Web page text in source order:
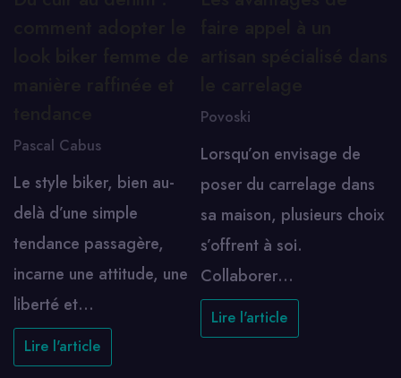
Pascal Cabus
Le style biker, bien au-
delà d’une simple
tendance passagère,
incarne une attitude, une
liberté et…
Lire l'article
Povoski
Lorsqu’on envisage de
poser du carrelage dans
sa maison, plusieurs choix
s’offrent à soi.
Collaborer…
Lire l'article